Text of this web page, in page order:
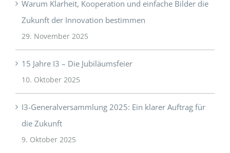
Warum Klarheit, Kooperation und einfache Bilder die
Zukunft der Innovation bestimmen
29. November 2025
15 Jahre I3 – Die Jubiläumsfeier
10. Oktober 2025
I3-Generalversammlung 2025: Ein klarer Auftrag für
die Zukunft
9. Oktober 2025